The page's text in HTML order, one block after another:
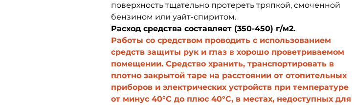
поверхность тщательно протереть тряпкой, смоченной
бензином или уайт-спиритом.
Расход средства составляет (350-450) г/м2.
Работы со средством проводить с использованием
средств защиты рук и глаз в хорошо проветриваемом
помещении. Средство хранить, транспортировать в
плотно закрытой таре на расстоянии от отопительных
приборов и электрических устройств при температуре
от минус 40°С до плюс 40°С, в местах, недоступных для